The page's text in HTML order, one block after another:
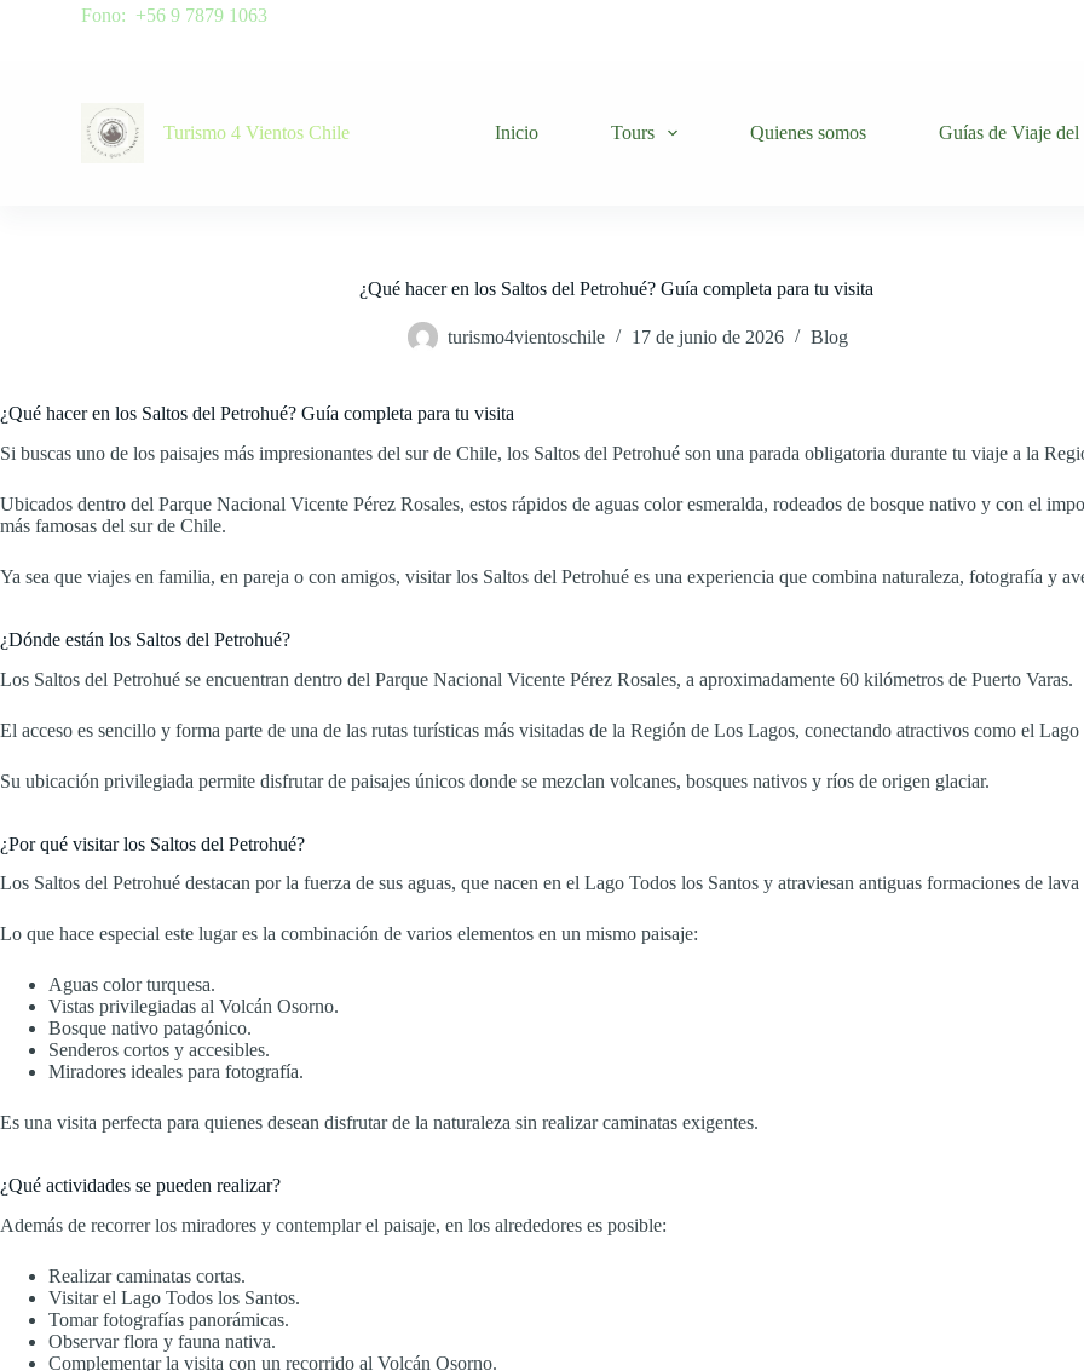
Fono: +56 9 7879 1063
Turismo 4 Vientos Chile Inicio Tours Quienes somos Guías de Viaje
¿Qué hacer en los Saltos del Petrohué? Guía completa para tu visita
turismo4vientoschile 17 de junio de 2026 Blog
¿Qué hacer en los Saltos del Petrohué? Guía completa para tu visita
Si buscas uno de los paisajes más impresionantes del sur de Chile, los Saltos del Petrohué son una parada obligatoria durante tu viaje a la
Ubicados dentro del Parque Nacional Vicente Pérez Rosales, estos rápidos de aguas color esmeralda, rodeados de bosque nativo y con el
más famosas del sur de Chile.
Ya sea que viajes en familia, en pareja o con amigos, visitar los Saltos del Petrohué es una experiencia que combina naturaleza, fotografía y
¿Dónde están los Saltos del Petrohué?
Los Saltos del Petrohué se encuentran dentro del Parque Nacional Vicente Pérez Rosales, a aproximadamente 60 kilómetros de Puerto Varas.
El acceso es sencillo y forma parte de una de las rutas turísticas más visitadas de la Región de Los Lagos, conectando atractivos como el
Su ubicación privilegiada permite disfrutar de paisajes únicos donde se mezclan volcanes, bosques nativos y ríos de origen glaciar.
¿Por qué visitar los Saltos del Petrohué?
Los Saltos del Petrohué destacan por la fuerza de sus aguas, que nacen en el Lago Todos los Santos y atraviesan antiguas formaciones de
Lo que hace especial este lugar es la combinación de varios elementos en un mismo paisaje:
Aguas color turquesa.
Vistas privilegiadas al Volcán Osorno.
Bosque nativo patagónico.
Senderos cortos y accesibles.
Miradores ideales para fotografía.
Es una visita perfecta para quienes desean disfrutar de la naturaleza sin realizar caminatas exigentes.
¿Qué actividades se pueden realizar?
Además de recorrer los miradores y contemplar el paisaje, en los alrededores es posible:
Realizar caminatas cortas.
Visitar el Lago Todos los Santos.
Tomar fotografías panorámicas.
Observar flora y fauna nativa.
Complementar la visita con un recorrido al Volcán Osorno.